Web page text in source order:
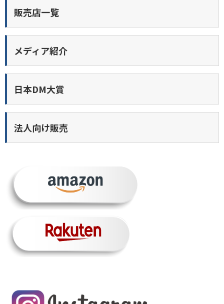
販売店一覧
メディア紹介
日本DM大賞
法人向け販売